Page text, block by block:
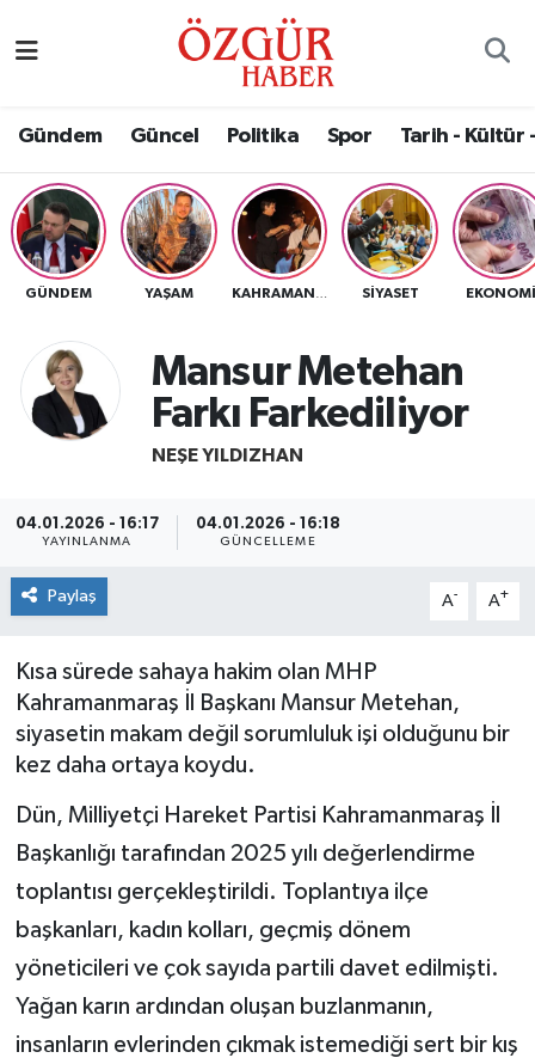
Gündem Güncel Politika Spor Tarih - Kültür
GÜNDEM YAŞAM SIYASET EKONOMI
Mansur Metehan
Farkı Farkediliyor
NEŞE YILDIZHAN
04.01.2026 - 16:17
YAYINLANMA
04.01.2026 - 16:18
GÜNCELLEME
Paylaş A- A+
Kısa sürede sahaya hakim olan MHP
Kahramanmaraş İl Başkanı Mansur Metehan,
siyasetin makam değil sorumluluk işi olduğunu bir
kez daha ortaya koydu.
Dün, Milliyetçi Hareket Partisi Kahramanmaraş İl
Başkanlığı tarafından 2025 yılı değerlendirme
toplantısı gerçekleştirildi. Toplantıya ilçe
başkanları, kadın kolları, geçmiş dönem
yöneticileri ve çok sayıda partili davet edilmişti.
Yağan karın ardından oluşan buzlanmanın,
insanların evlerinden çıkmak istemediği sert bir kış
Eğitim
Ekonomi
Gündem
Politika
Sağlık
Tarih - Kültür - Sanat - Turizm
Yaşam
Nöbetçi Eczaneler
Namaz Vakitleri
Trafik Durumu
Tüm Manşetler
Son Dakika Haberleri
Haber Arşivi